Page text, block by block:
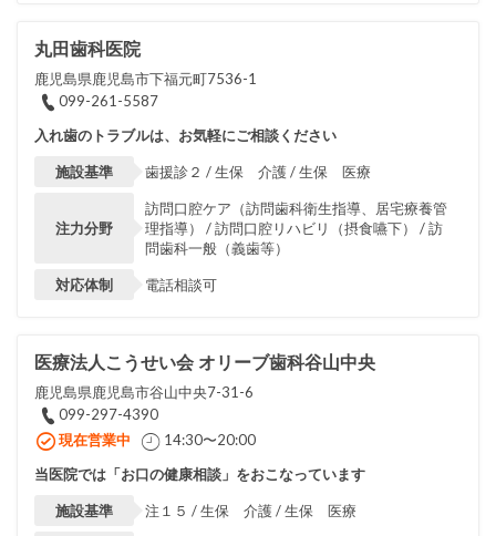
丸田歯科医院
鹿児島県鹿児島市下福元町7536-1
099-261-5587
入れ歯のトラブルは、お気軽にご相談ください
施設基準 歯援診２ / 生保 介護 / 生保 医療
注力分野
訪問口腔ケア（訪問歯科衛生指導、居宅療養管
理指導） / 訪問口腔リハビリ（摂食嚥下） / 訪
問歯科一般（義歯等）
対応体制 電話相談可
医療法人こうせい会 オリーブ歯科谷山中央
鹿児島県鹿児島市谷山中央7-31-6
099-297-4390
現在営業中
14:30〜20:00
当医院では「お口の健康相談」をおこなっています
施設基準 注１５ / 生保 介護 / 生保 医療